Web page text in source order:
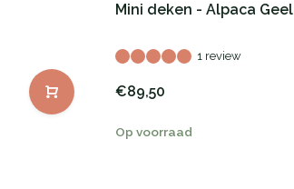
Mini deken - Alpaca Geel
1 review
€89,50
Op voorraad